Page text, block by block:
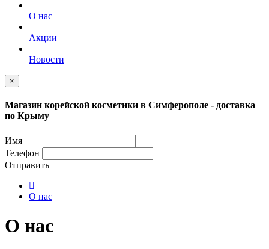
О нас
Акции
Новости
×
Магазин корейской косметики в Симферополе - доставка
по Крыму
Имя
Телефон
Отправить
О нас
О нас